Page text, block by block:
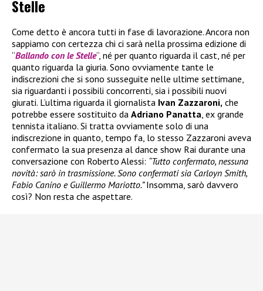
Stelle
Come detto è ancora tutti in fase di lavorazione. Ancora non
sappiamo con certezza chi ci sarà nella prossima edizione di
“Ballando con le Stelle“, né per quanto riguarda il cast, né per
quanto riguarda la giuria. Sono ovviamente tante le
indiscrezioni che si sono susseguite nelle ultime settimane,
sia riguardanti i possibili concorrenti, sia i possibili nuovi
giurati. L’ultima riguarda il giornalista Ivan Zazzaroni, che
potrebbe essere sostituito da Adriano Panatta , ex grande
tennista italiano. Si tratta ovviamente solo di una
indiscrezione in quanto, tempo fa, lo stesso Zazzaroni aveva
confermato la sua presenza al dance show Rai durante una
conversazione con Roberto Alessi: “Tutto confermato, nessuna
novità: sarò in trasmissione. Sono confermati sia Carloyn Smith,
Fabio Canino e Guillermo Mariotto.”Insomma, sarò davvero
così? Non resta che aspettare.